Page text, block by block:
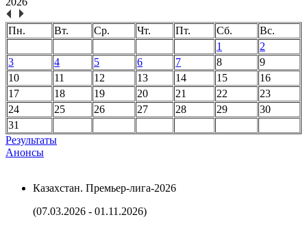
Пн. Вт. Ср. Чт. Пт. Сб.
Вс.
1
2
3
4 5 6 7 8
9
10
11 12 13 14 15
16
17
18 19 20 21 22
23
24
25 26 27 28 29
30
31
Результаты
Анонсы
Казахстан. Премьер-лига-2026
(07.03.2026 - 01.11.2026)